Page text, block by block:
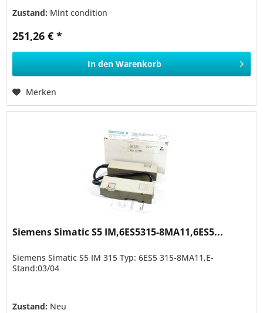
Zustand: Mint condition
251,26 € *
In den Warenkorb
Merken
Siemens Simatic S5 IM,6ES5315-8MA11,6ES5...
Siemens Simatic S5 IM 315 Typ: 6ES5 315-8MA11,E-
Stand:03/04
Zustand: Neu